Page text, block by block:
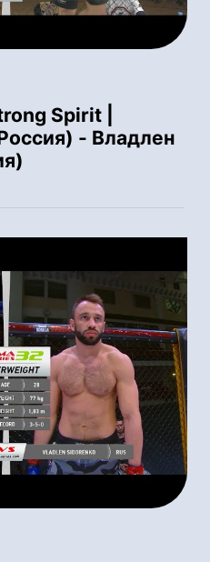
Spirit |
- Владлен